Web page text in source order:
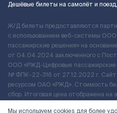
Дешёвые билеты на самолёт и
Ж/Д билеты предоставляются
с использованием веб-системы
пассажирские решения» на
от 04.04.2024 заключенного с
ООО «РЖД-Цифровые
№ ФПК-22-316 от 27.12.2022 г. Сайт
ресурсом ОАО «РЖД». Стоимость
сбор. Итоговая цена отображена на
Мы используем cookies для более